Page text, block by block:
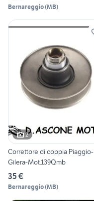
Bernareggio(MB)
2
Correttore di coppia Piaggio-
Gilera-Mot.139Qmb
35 €
Bernareggio(MB)